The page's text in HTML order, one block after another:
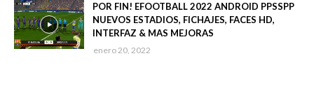
POR FIN! EFOOTBALL 2022 ANDROID PPSSPP
NUEVOS ESTADIOS, FICHAJES, FACES HD,
INTERFAZ & MAS MEJORAS
enero 20, 2022